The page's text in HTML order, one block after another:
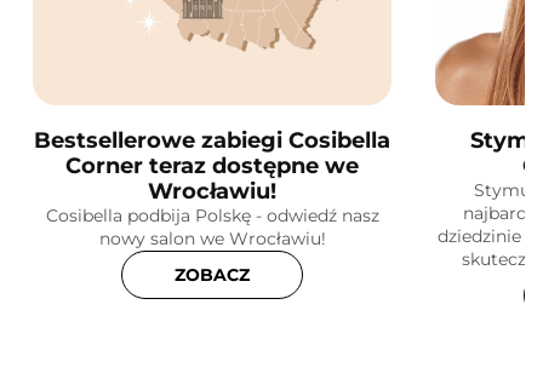
Bestsellerowe zabiegi Cosibella
Corner teraz dostępne we
Wrocławiu!
Cosibella podbija Polskę - odwiedź nasz
nowy salon we Wrocławiu!
ZOBACZ
dziedzinie